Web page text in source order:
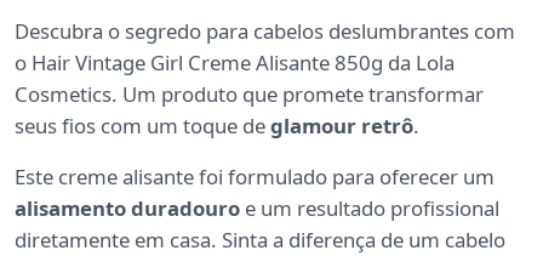
Descubra o segredo para cabelos deslumbrantes com
o Hair Vintage Girl Creme Alisante 850g da Lola
Cosmetics. Um produto que promete transformar
seus fios com um toque deglamour retrô.
Este creme alisante foi formulado para oferecer um
alisamento duradouro e um resultado profissional
diretamente em casa. Sinta a diferença de um cabelo